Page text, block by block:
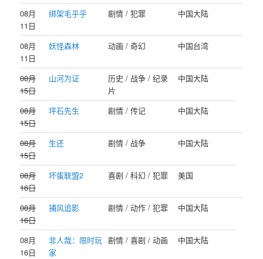
08月
11日
绑架毛乎乎 剧情 / 犯罪 中国大陆
08月
11日
妖怪森林 动画 / 奇幻 中国台湾
08月
15日
山河为证
历史 / 战争 / 纪录
片
中国大陆
08月
15日
坪石先生 剧情 / 传记 中国大陆
08月
15日
生还 剧情 / 战争 中国大陆
08月
16日
坏蛋联盟2 喜剧 / 科幻 / 犯罪 美国
08月
16日
捕风追影 剧情 / 动作 / 犯罪 中国大陆
08月
16日
非人哉：限时玩
家
剧情 / 喜剧 / 动画 中国大陆